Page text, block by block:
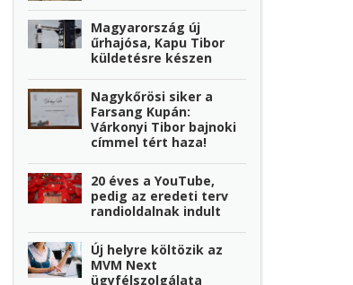
Magyarország új
űrhajósa, Kapu Tibor
küldetésre készen
Nagykőrösi siker a
Farsang Kupán:
Várkonyi Tibor bajnoki
címmel tért haza!
20 éves a YouTube,
pedig az eredeti terv
randioldalnak indult
Új helyre költözik az
MVM Next
ügyfélszolgálata